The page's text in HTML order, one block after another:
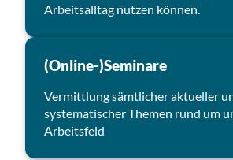
Arbeitsalltag nutzen können.
(Online-)Seminare
Vermittlung sämtlicher aktueller
systematischer Themen rund um
Arbeitsfeld